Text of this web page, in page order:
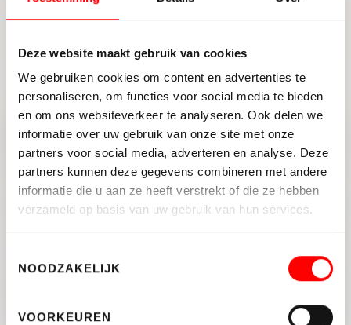
Deze website maakt gebruik van cookies
We gebruiken cookies om content en advertenties te
personaliseren, om functies voor social media te bieden
en om ons websiteverkeer te analyseren. Ook delen we
informatie over uw gebruik van onze site met onze
partners voor social media, adverteren en analyse. Deze
partners kunnen deze gegevens combineren met andere
informatie die u aan ze heeft verstrekt of die ze hebben
verzameld op basis van uw gebruik van hun services.
NOODZAKELIJK
VOORKEUREN
laatste updates.
INSCHRIJVEN NIEUWSBRIEF
Fysio Broekhuizen verhuist in
Harmelen
Te Koop: Westkanaaldijk 5-07
(Lageweide) Utrecht
Tekort bedrijfsruimtemarkt